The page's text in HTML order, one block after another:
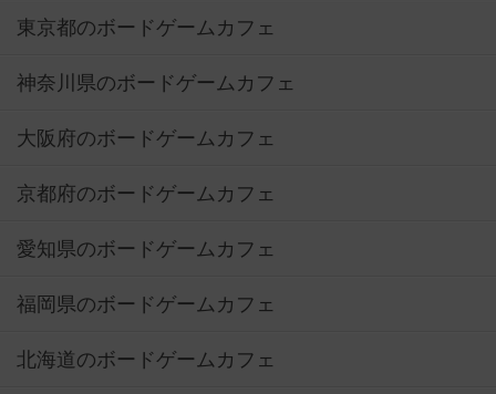
東京都のボードゲームカフェ
神奈川県のボードゲームカフェ
大阪府のボードゲームカフェ
京都府のボードゲームカフェ
愛知県のボードゲームカフェ
福岡県のボードゲームカフェ
北海道のボードゲームカフェ